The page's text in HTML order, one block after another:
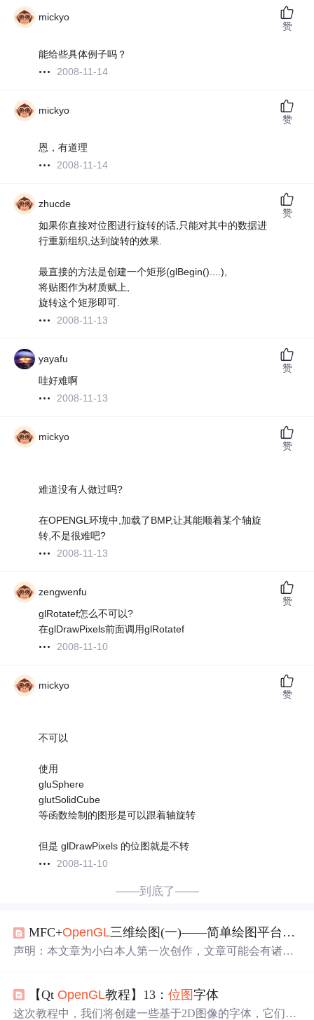
mickyo
能给些具体例子吗？
2008-11-14
赞
mickyo
恩，有道理
2008-11-14
赞
zhucde
如果你直接对位图进行旋转的话,只能对其中的数据进
行重新组织,达到旋转的效果.
最直接的方法是创建一个矩形(glBegin()....),
将贴图作为材质赋上,
旋转这个矩形即可.
2008-11-13
赞
yayafu
哇好难啊
2008-11-13
赞
mickyo
难道没有人做过吗?
在OPENGL环境中,加载了BMP,让其能顺着某个轴旋
转,不是很难吧?
2008-11-13
赞
zengwenfu
glRotatef怎么不可以?
在glDrawPixels前面调用glRotatef
2008-11-10
赞
mickyo
不可以
使用
gluSphere
glutSolidCube
等函数绘制的图形是可以跟着轴旋转
但是 glDrawPixels 的位图就是不转
2008-11-10
赞
——到底了——
MFC+OpenGL三维绘图(一)——简单绘图平台的搭建与实现图像的
声明：本文章为小白本人第一次创作，文章可能会有诸多
载：https://pan.baidu.com/s/1Y7TuZlLaGsbj2KCZV_uckw
enGL下载：2.添加初始化和终止代码 首先，在打开类C
【Qt OpenGL教程】13：位图字体
这次教程中，我们将创建一些基于2D图像的字体，它们可